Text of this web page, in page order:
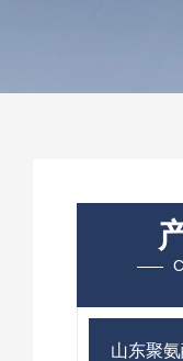
山东聚